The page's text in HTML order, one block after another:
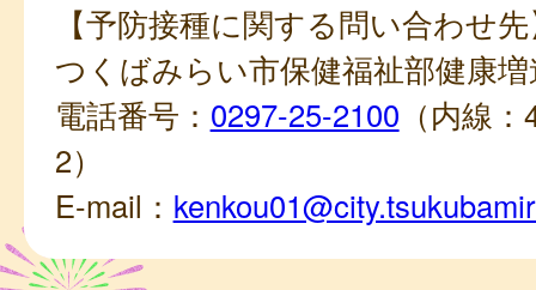
【予防接種に関する問い合わせ
つくばみらい市保健福祉部健康
電話番号： 0297-25-2100 （内線
2）
E-mail：